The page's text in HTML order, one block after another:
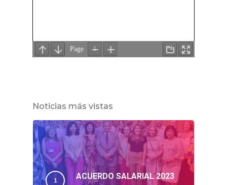
Noticias más vistas
ACUERDO SALARIAL 2023